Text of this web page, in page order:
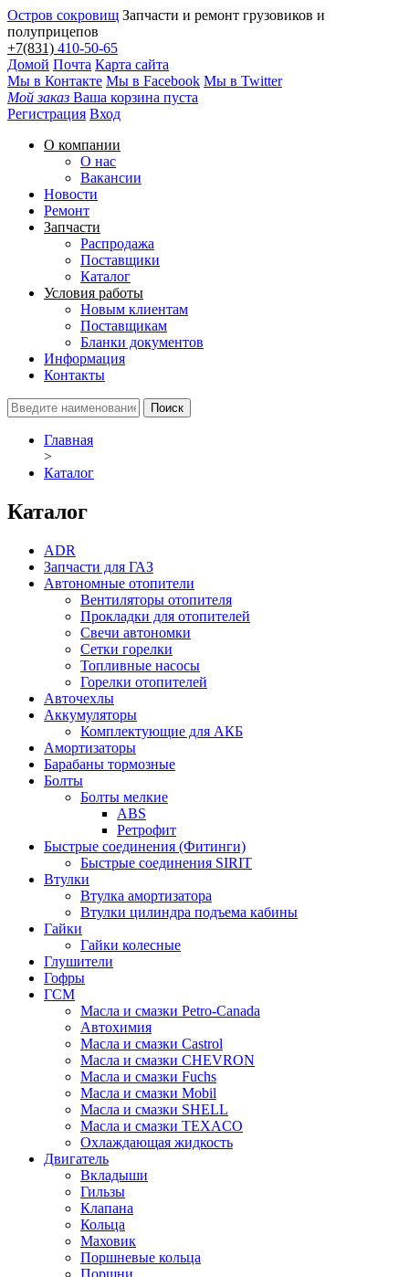
Остров сокровищ Запчасти и ремонт грузовиков и
полуприцепов
+7(831) 410-50-65
Домой Почта Карта сайта
Мы в Контакте Мы в Facebook Мы в Twitter
Мой заказ Ваша корзина пуста
Регистрация Вход
О компании
О нас
Вакансии
Новости
Ремонт
Запчасти
Распродажа
Поставщики
Каталог
Условия работы
Новым клиентам
Поставщикам
Бланки документов
Информация
Контакты
Главная
>
Каталог
Каталог
ADR
Запчасти для ГАЗ
Автономные отопители
Вентиляторы отопителя
Прокладки для отопителей
Свечи автономки
Сетки горелки
Топливные насосы
Горелки отопителей
Авточехлы
Аккумуляторы
Комплектующие для АКБ
Амортизаторы
Барабаны тормозные
Болты
Болты мелкие
ABS
Ретрофит
Быстрые соединения (Фитинги)
Быстрые соединения SIRIT
Втулки
Втулка амортизатора
Втулки цилиндра подъема кабины
Гайки
Гайки колесные
Глушители
Гофры
ГСМ
Масла и смазки Petro-Canada
Автохимия
Масла и смазки Castrol
Масла и смазки CHEVRON
Масла и смазки Fuchs
Масла и смазки Mobil
Масла и смазки SHELL
Масла и смазки TEXACO
Охлаждающая жидкость
Двигатель
Вкладыши
Гильзы
Клапана
Кольца
Маховик
Поршневые кольца
Поршни